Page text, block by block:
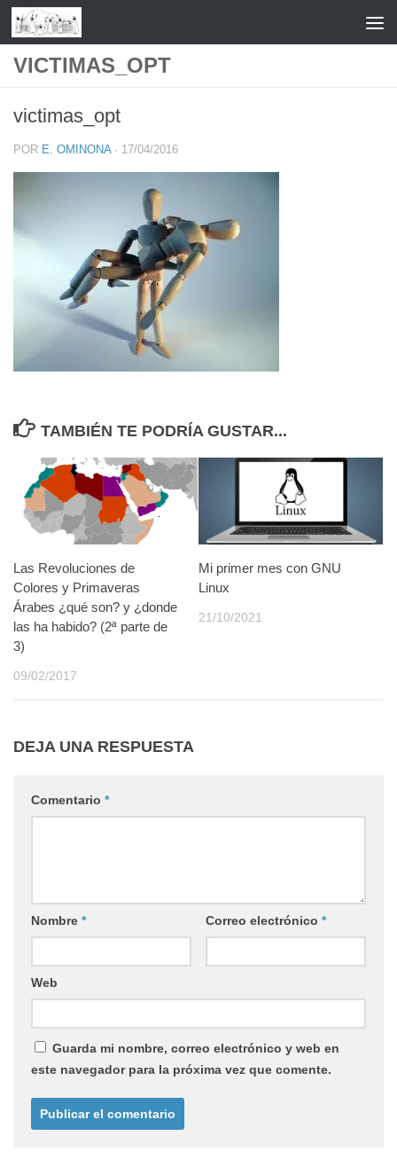
Saltar al contenido
VICTIMAS_OPT
victimas_opt
POR E. OMINONA · 17/04/2016
TAMBIÉN TE PODRÍA GUSTAR...
Las Revoluciones de
Colores y Primaveras
Árabes ¿qué son? y ¿donde
las ha habido? (2ª parte de
3)
09/02/2017
Mi primer mes con GNU
Linux
21/10/2021
DEJA UNA RESPUESTA
Comentario *
Nombre * Correo electrónico *
Web
Guarda mi nombre, correo electrónico y web en
este navegador para la próxima vez que comente.